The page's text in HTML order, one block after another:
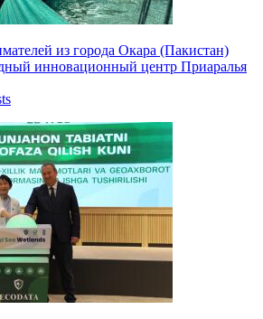
из города Окара (Пакистан)
инновационный центр Приаралья